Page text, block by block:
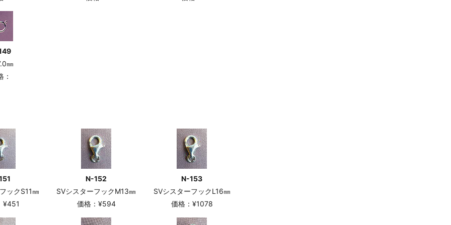
㎜
：
ックS11㎜
¥451
N-152
SVシスターフックM13㎜
価格：¥594
N-153
SVシスターフックL16㎜
価格：¥1078